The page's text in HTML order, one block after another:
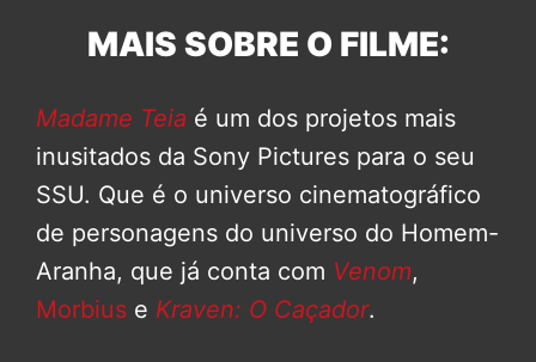
MAIS SOBRE O FILME:
Madame Teia é um dos projetos mais
inusitados da Sony Pictures para o seu
SSU. Que é o universo cinematográfico
de personagens do universo do Homem-
Aranha, que já conta com Venom,
Morbius e Kraven: O Caçador.